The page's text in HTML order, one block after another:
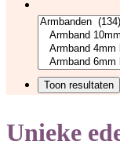
Unieke